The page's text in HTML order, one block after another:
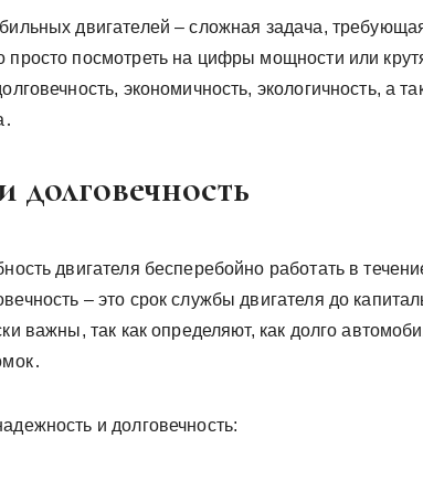
двигателей – сложная задача,
просто посмотреть на цифры мощности или
экономичность, экологичность, а
двигателя бесперебойно работать в
– это срок службы двигателя до
важны, так как определяют, как долго
и долговечность: